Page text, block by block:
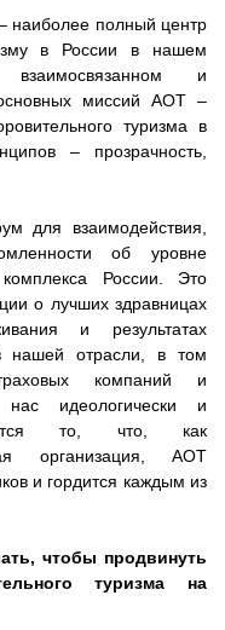
наиболее полный центр
в России в нашем
взаимосвязанном и
миссий АОТ –
туризма в
– прозрачность,
для взаимодействия,
об уровне
комплекса России. Это
о лучших здравницах
и результатах
нашей отрасли, в том
компаний и
идеологически и
то, что, как
организация, АОТ
и гордится каждым из
чтобы продвинуть
туризма на